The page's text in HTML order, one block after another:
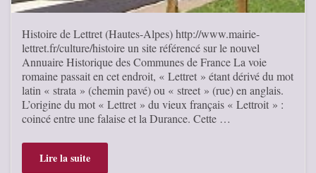
Histoire de Lettret (Hautes-Alpes) http://www.mairie-
lettret.fr/culture/histoire un site référencé sur le nouvel
Annuaire Historique des Communes de France La voie
romaine passait en cet endroit, « Lettret » étant dérivé du mot
latin « strata » (chemin pavé) ou « street » (rue) en anglais.
L’origine du mot « Lettret » du vieux français « Lettroit » :
coincé entre une falaise et la Durance. Cette …
Lire la suite